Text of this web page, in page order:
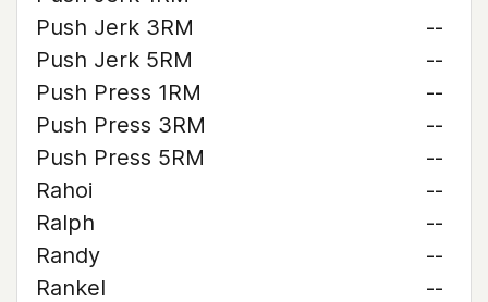
Push Jerk 3RM
--
Push Jerk 5RM
--
Push Press 1RM
--
Push Press 3RM
--
Push Press 5RM
--
Rahoi
--
Ralph
--
Randy
--
Rankel
--